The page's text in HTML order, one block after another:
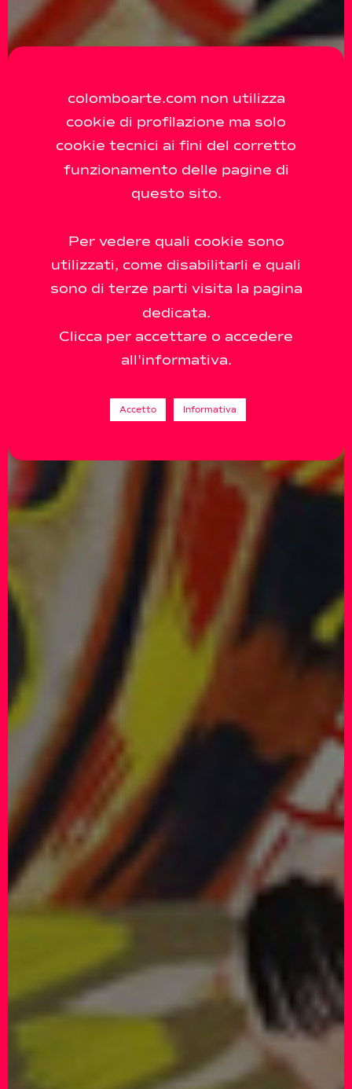
colomboarte.com non utilizza
cookie di profilazione ma solo
cookie tecnici ai fini del corretto
funzionamento delle pagine di
questo sito.
Per vedere quali cookie sono
utilizzati, come disabilitarli e quali
sono di terze parti visita la pagina
dedicata.
Clicca per accettare o accedere
all'informativa.
Accetto Informativa